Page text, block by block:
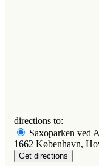
directions to:
Saxoparken ved
1662 København,